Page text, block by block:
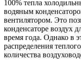
100% тепла
водяным
вентилятором. Это
конденсаторе воздух
время года. Однако в
распределения
количества